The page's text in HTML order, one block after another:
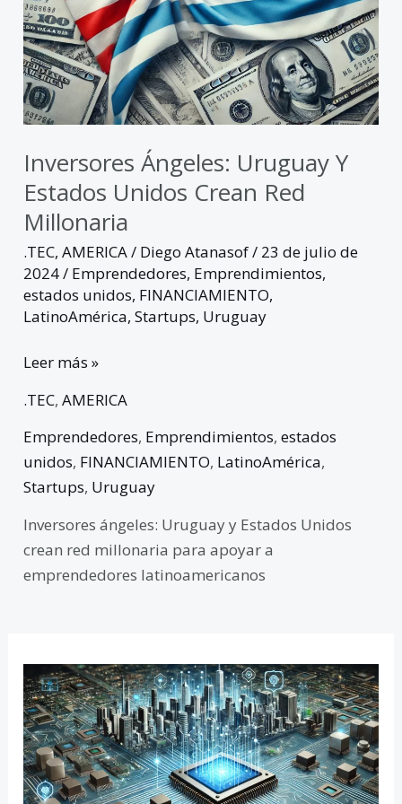
Inversores Ángeles: Uruguay Y
Estados Unidos Crean Red
Millonaria
.TEC,AMERICA/ Diego Atanasof/ 23 de julio de
2024/ Emprendedores, Emprendimientos,
estados unidos, FINANCIAMIENTO,
LatinoAmérica,Startups, Uruguay
Leer más »
.TEC,AMERICA
Emprendedores, Emprendimientos,estados
unidos, FINANCIAMIENTO, LatinoAmérica,
Startups, Uruguay
Inversores ángeles: Uruguay y Estados Unidos
crean red millonaria para apoyar a
emprendedores latinoamericanos